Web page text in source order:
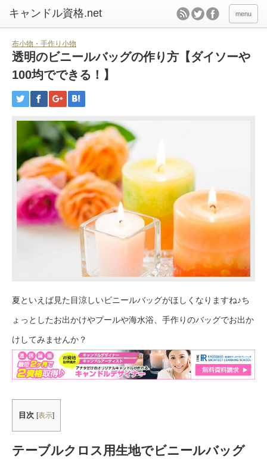
キャンドル資格.net menu
布小物・手作り小物
透明のビニールバッグの作り方【ダイソーや
100均でできる！】
夏といえば見た目涼しいビニールバッグがほしくなりますね♪ち
ょっとしたお出かけやプールや海水浴、手作りのバッグでお出か
けしてみませんか？
目次 [表示]
テーブルクロス用生地でビニールバッグ